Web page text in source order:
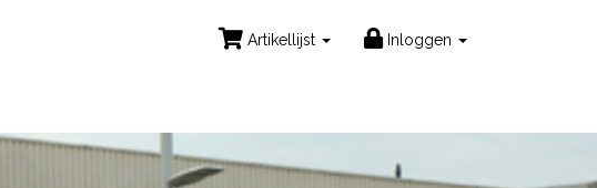
Artikellijst Inloggen